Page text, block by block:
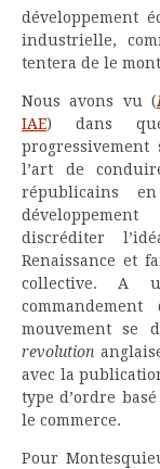
développement
industrielle,
tentera de le
Nous avons vu (
IAE) dans
l’art de
républicains
discréditer
Renaissance et
collective. A
mouvement se
revolution
avec la
type d’ordre
le commerce.
Pour